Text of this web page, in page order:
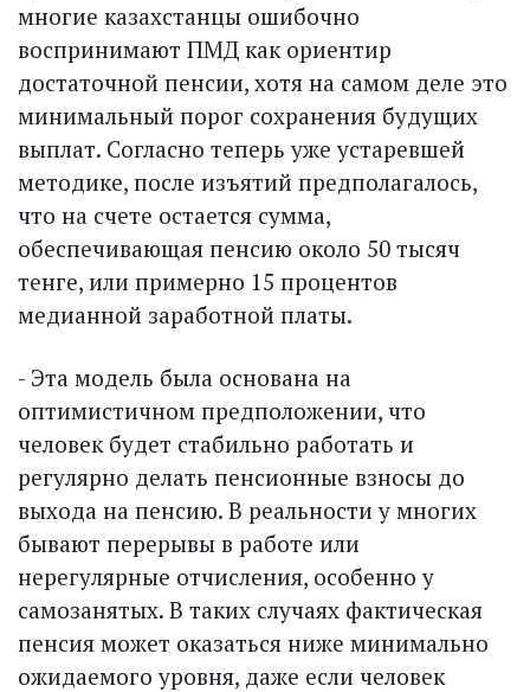
многие казахстанцы ошибочно
воспринимают ПМД как ориентир
достаточной пенсии, хотя на самом деле это
минимальный порог сохранения будущих
выплат. Согласно теперь уже устаревшей
методике, после изъятий предполагалось,
что на счете остается сумма,
обеспечивающая пенсию около 50 тысяч
тенге, или примерно 15 процентов
медианной заработной платы.
- Эта модель была основана на
оптимистичном предположении, что
человек будет стабильно работать и
регулярно делать пенсионные взносы до
выхода на пенсию. В реальности у многих
бывают перерывы в работе или
нерегулярные отчисления, особенно у
самозанятых. В таких случаях фактическая
пенсия может оказаться ниже минимально
ожидаемого уровня, даже если человек